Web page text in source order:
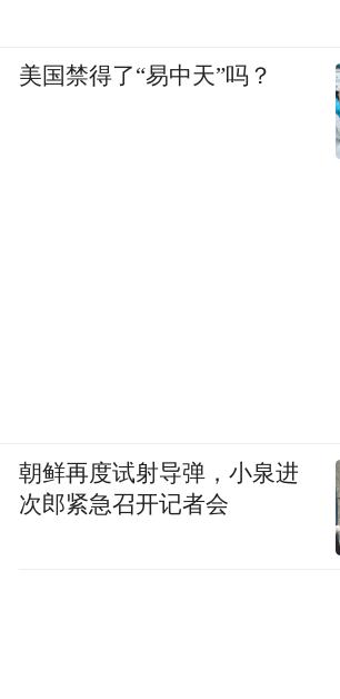
美国禁得了“易中天”吗？
朝鲜再度试射导弹，小泉进
次郎紧急召开记者会